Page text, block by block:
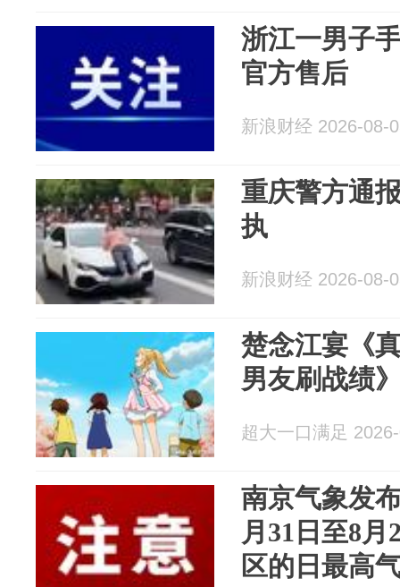
浙江一男子
官方售后
新浪财经 2026-08-
重庆警方通
执
新浪财经 2026-08-
楚念江宴《
男友刷战绩
超大一口满足
南京气象发
月31日至8
区的日最高